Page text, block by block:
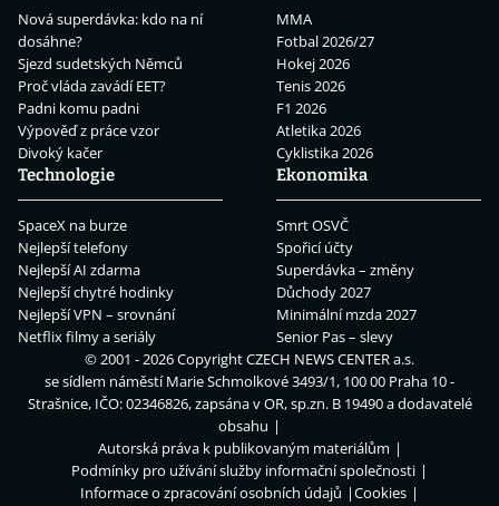
Nová superdávka: kdo na ní
dosáhne?
Sjezd sudetských Němců
Proč vláda zavádí EET?
Padni komu padni
Výpověď z práce vzor
Divoký kačer
MMA
Fotbal 2026/27
Hokej 2026
Tenis 2026
F1 2026
Atletika 2026
Cyklistika 2026
Technologie
SpaceX na burze
Nejlepší telefony
Nejlepší AI zdarma
Nejlepší chytré hodinky
Nejlepší VPN – srovnání
Netflix filmy a seriály
Ekonomika
Smrt OSVČ
Spořicí účty
Superdávka – změny
Důchody 2027
Minimální mzda 2027
Senior Pas – slevy
© 2001 - 2026 CopyrightCZECH NEWS CENTER a.s.
se sídlem náměstí Marie Schmolkové 3493/1, 100 00 Praha 10 -
Strašnice, IČO: 02346826, zapsána v OR, sp.zn. B 19490 a dodavatelé
obsahu
Autorská práva k publikovaným materiálům
Podmínky pro užívání služby informační společnosti
Informace o zpracování osobních údajů
Cookies